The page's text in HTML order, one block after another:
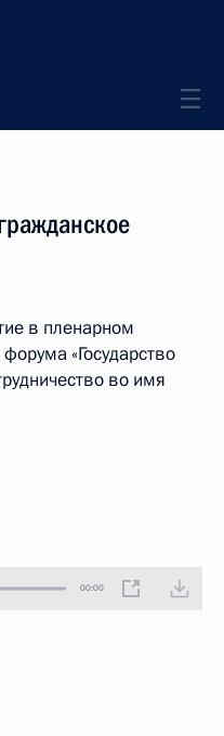
в пленарном
«Государство
во имя
00:00